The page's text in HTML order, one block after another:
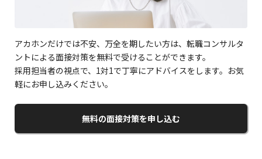
アカホンだけでは不安、万全を期したい方は、転職コンサルタ
ントによる面接対策を無料で受けることができます。
採用担当者の視点で、1対1で丁寧にアドバイスをします。お気
軽にお申し込みください。
無料の面接対策を申し込む